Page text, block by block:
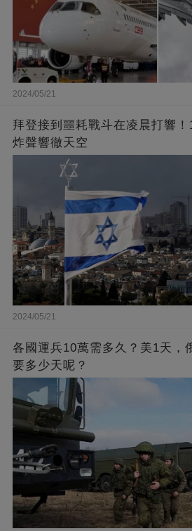
2024/05/21
拜登接到噩耗戰斗在凌晨打響
炸聲響徹天空
2024/05/21
各國運兵10萬需多久？美1天，
要多少天呢？